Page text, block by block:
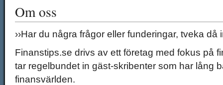
Om oss
››Har du några frågor eller funderingar, tveka då
Finanstips.se drivs av ett företag med fokus på
tar regelbundet in gäst-skribenter som har lång
finansvärlden.